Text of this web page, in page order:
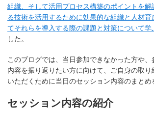
組織、そして活用プロセス構築のポイントを解
る技術を活用するために効果的な組織と人材育
てそれらを導入する際の課題と対策について学
した。
このブログでは、当日参加できなかった方や、
内容を振り返りたい方に向けて、ご自身の取り
いただくために当日のセッション内容のまとめ
セッション内容の紹介